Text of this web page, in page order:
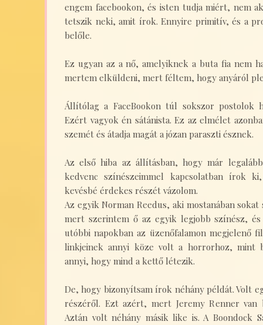
engem facebookon, és isten tudja miért, nem
tetszik neki, amit írok. Ennyire primitív, és a
belőle.
Ez ugyan az a nő, amelyiknek a buta fia nem
mertem elküldeni, mert féltem, hogy anyáról
Állítólag a FaceBookon túl sokszor postolok
Ezért vagyok én sátánista. Ez az elmélet
szemét és átadja magát a józan paraszti észnek.
Az első hiba az állításban, hogy már
kedvenc színészeimmel kapcsolatban írok
kevésbé érdekes részét vázolom.
Az egyik Norman Reedus, aki mostanában
mert szerintem ő az egyik legjobb színész, és
utóbbi napokban az üzenőfalamon megjelenő
linkjeinek annyi köze volt a horrorhoz, mint
annyi, hogy mind a kettő létezik.
De, hogy bizonyítsam írok néhány példát. Volt
részéről. Ezt azért, mert Jeremy Renner van
Aztán volt néhány másik like is. A Boondock